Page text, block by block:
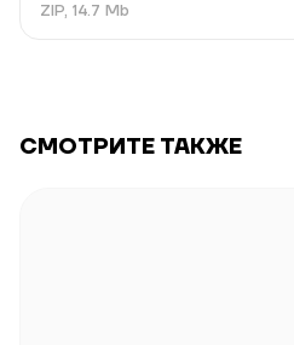
ZIP, 14.7 Mb
СМОТРИТЕ ТАКЖЕ